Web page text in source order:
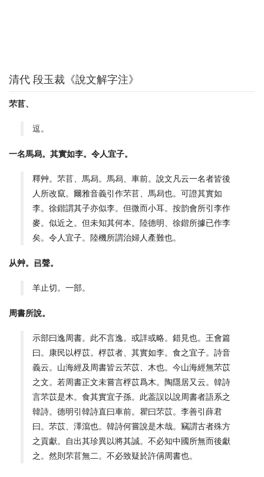
清代 段玉裁《說文解字注》
芣苢、
逗。
一名馬舄。其實如李。令人宜子。
釋艸。芣苢、馬舄。馬舄、車前。說文凡云一名者皆後
人所改竄。爾雅音義引作芣苢、馬舄也。可證其實如
李。徐鍇謂其子亦似李。但微而小耳。按韵會所引李作
麥。似近之。但未知其何本。陸德明、徐鍇所據已作李
矣。令人宜子。陸機所謂治婦人產難也。
从艸。㠯聲。
羊止切。一部。
周書所說。
示部曰逸周書。此不言逸。或詳或略。錯見也。王會篇
曰。康民以桴苡。桴苡者、其實如李。食之宜子。詩音
義云。山海經及周書皆云芣苡、木也。今山海經無芣苡
之文。若周書正文未嘗言桴苡爲木。陶隱居又云。韓詩
言芣苡是木。食其實宜子孫。此葢誤以說周書者語系之
韓詩。德明引韓詩直曰車前。瞿曰芣苡。李善引薛君
曰。芣苡、澤瀉也。韓詩何嘗說是木哉。竊謂古者殊方
之貢獻。自出其珍異以將其誠。不必知中國所無而後獻
之。然則芣苢無二。不必致疑於許偁周書也。